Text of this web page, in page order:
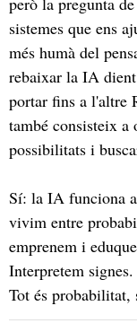
sistemes que ens
més humà del
rebaixar la IA
portar fins a l'altre
també consisteix a
possibilitats i
Sí: la IA funciona
vivim entre
emprenem i
Interpretem
Tot és